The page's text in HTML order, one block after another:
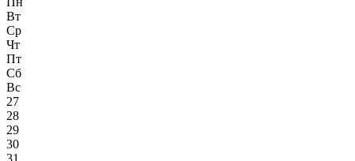
Вт
Ср
Чт
Пт
Сб
Вс
27
28
29
30
31